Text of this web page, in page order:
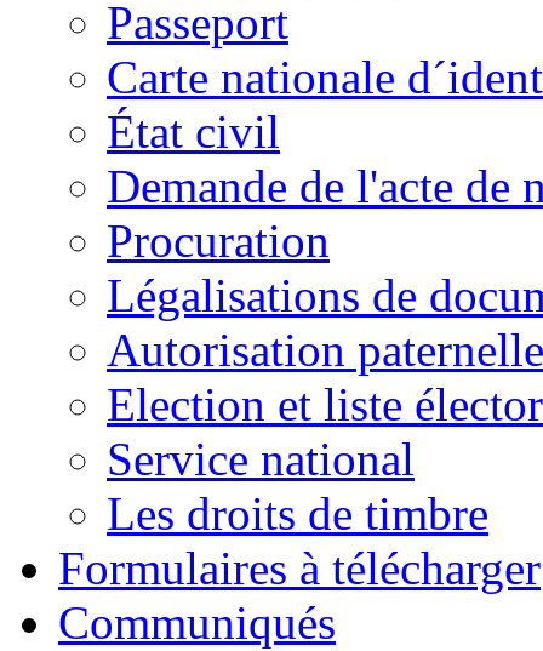
Passeport
Carte nationale
État civil
Demande de l'acte de
Procuration
Légalisations de
Autorisation paternelle
Election et liste
Service national
Les droits de timbre
Formulaires à télécharger
Communiqués